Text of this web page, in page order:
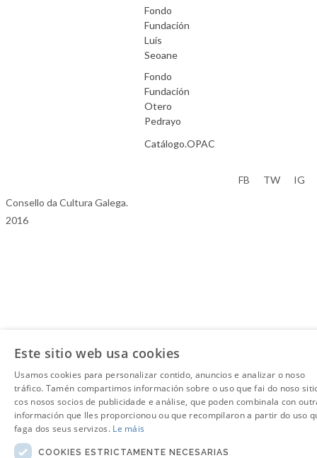
Fondo
Fundación
Luís
Seoane
Fondo
Fundación
Otero
Pedrayo
Catálogo.OPAC
Consello da Cultura Galega.
2016
FB TW IG
Este sitio web usa cookies
Usamos cookies para personalizar contido, anuncios e analizar o noso
tráfico. Tamén compartimos información sobre o uso que fai do noso
cos nosos socios de publicidade e análise, que poden combinala con
información que lles proporcionou ou que recompilaron a partir do uso
faga dos seus servizos. Le máis
COOKIES ESTRICTAMENTE NECESARIAS